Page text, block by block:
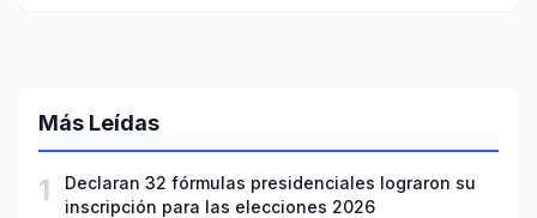
Más Leídas
1
Declaran 32 fórmulas presidenciales lograron su
inscripción para las elecciones 2026